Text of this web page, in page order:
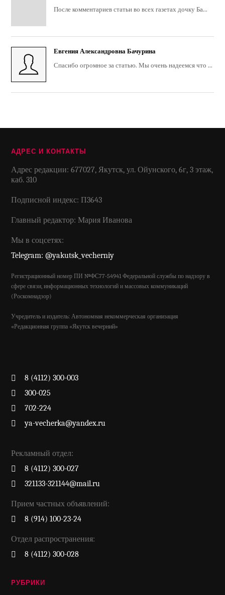
После комментариев статьи во всех газетах дочку Ба...
Евгения Александровна Бачурина
Спасибо огромное за статью. Мы очень надеемся что ...
АДРЕС И КОНТАКТЫ
Адрес редакции: 677027, Якутск, ул. Ойунского, 6г, 3 этаж,
каб. 310
Подписной индекс: П3643
Главный редактор: Мария Иванова
Мы в соцсетях:
Telegram: @yakutsk_vecherniy
Регистрационный номер ПИ №ФС77-54941 Федеральной службы по надзору в
сфере связи, информационных технологий и массовых коммуникаций
(Роскомнадзор)
Учредитель и издатель: Автономная некоммерческая организация
«Редакционная группа «Якутск вечерний»
8 (4112) 300-003
300-025
702-224
ya-vecherka@yandex.ru
Рекламный отдел:
8 (4112) 300-027
321133-321144@mail.ru
Прием частных объявлений:
8 (914) 100-23-24
Отдел распространения:
8 (4112) 300-028
РУБРИКИ